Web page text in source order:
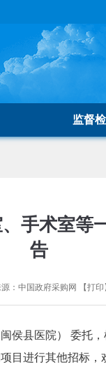
监督
手术室等
告
： 中国政府采购网 【打印
县医院） 委托，
目进行其他招标，